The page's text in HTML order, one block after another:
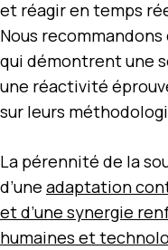
et réagir en temps
Nous
qui démontrent une
une réactivité
sur leurs
La pérennité de la
d’une adaptation
et d’une synergie
humaines et